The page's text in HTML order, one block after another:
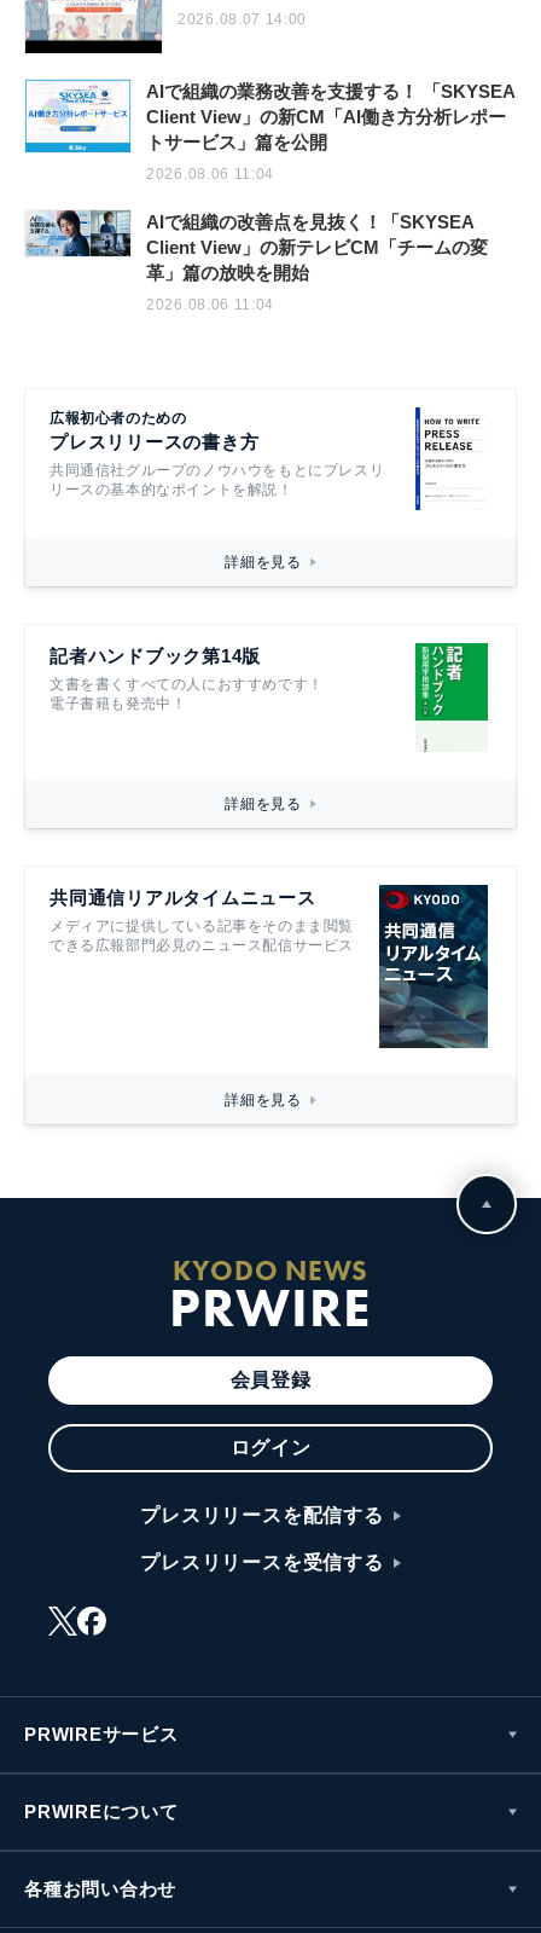
2026.08.07 14:00
AIで組織の業務改善を支援する！ 「SKYSEA
Client View」の新CM「AI働き方分析レポー
トサービス」篇を公開
2026.08.06 11:04
AIで組織の改善点を見抜く！「SKYSEA
Client View」の新テレビCM「チームの変
革」篇の放映を開始
2026.08.06 11:04
広報初心者のための
プレスリリースの書き方
共同通信社グループのノウハウをもとにプレスリ
リースの基本的なポイントを解説！
詳細を見る
記者ハンドブック第14版
文書を書くすべての人におすすめです！
電子書籍も発売中！
詳細を見る
共同通信リアルタイムニュース
メディアに提供している記事をそのまま閲覧
できる広報部門必見のニュース配信サービス
詳細を見る
KYODO NEWS
PRWIRE
会員登録
ログイン
プレスリリースを配信する
プレスリリースを受信する
PRWIREサービス
PRWIREについて
各種お問い合わせ